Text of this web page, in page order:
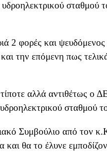
σταθμού
2 φορές και
την επόμενη πως
αλλά αντιθέτως
σταθμού
Συμβούλιο από τον
θα το έλυνε